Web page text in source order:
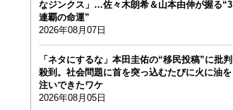
なジンクス」…佐々木朗希＆山本由伸が握る“3
連覇の命運”
2026年08月07日
「ネタにするな」本田圭佑の“移民投稿”に批判
殺到。社会問題に首を突っ込むたびに火に油を
注いできたワケ
2026年08月05日